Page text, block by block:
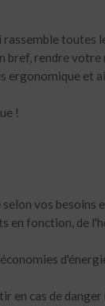
toutes
bref, rendre
ergonomique et
!
vos besoins
en fonction, de
en cas de